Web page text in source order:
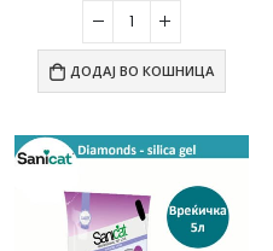
ДОДАЈ ВО КОШНИЦА